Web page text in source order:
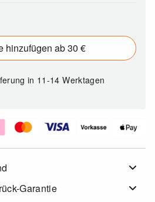
hinzufügen ab 30 €
in 11-14 Werktagen
Garantie